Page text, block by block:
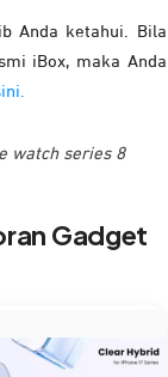
Anda ketahui. Bila
iBox, maka Anda
watch series 8
Gadget